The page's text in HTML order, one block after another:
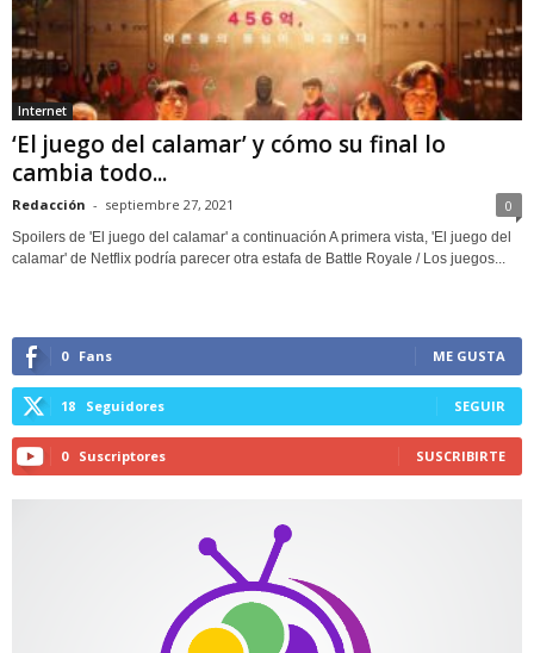
Internet
‘El juego del calamar’ y cómo su final lo
cambia todo...
Redacción - septiembre 27, 2021 0
Spoilers de 'El juego del calamar' a continuación A primera vista, 'El juego del
calamar' de Netflix podría parecer otra estafa de Battle Royale / Los juegos...
0 Fans ME GUSTA
18 Seguidores SEGUIR
0 Suscriptores SUSCRIBIRTE